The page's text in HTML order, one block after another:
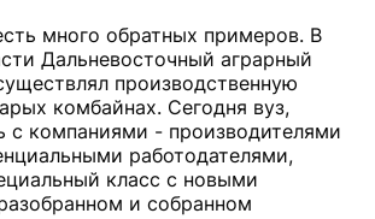
много обратных примеров. В
Дальневосточный аграрный
производственную
комбайнах. Сегодня вуз,
с компаниями - производителями
работодателями,
класс с новыми
и собранном